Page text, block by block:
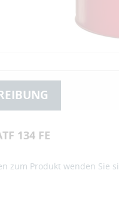
134 FE
zum Produkt wenden Sie